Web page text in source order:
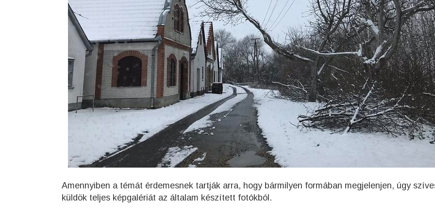
Amennyiben a témát érdemesnek tartják arra, hogy bármilyen formában megjelenjen, úgy
küldök teljes képgalériát az általam készített fotókból.